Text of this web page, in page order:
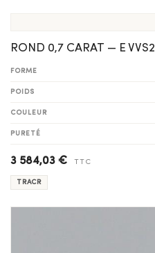
ROND 0,7 CARAT — E VVS2
FORME
POIDS
COULEUR
PURETÉ
3 584,03 € TTC
TRACR